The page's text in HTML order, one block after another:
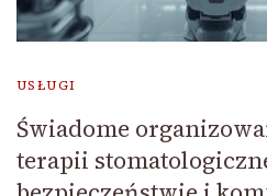
USŁUGI
Świadome
terapii